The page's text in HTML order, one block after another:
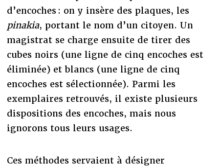
d’encoches : on y insère des plaques, les
pinakia, portant le nom d’un citoyen. Un
magistrat se charge ensuite de tirer des
cubes noirs (une ligne de cinq encoches est
éliminée) et blancs (une ligne de cinq
encoches est sélectionnée). Parmi les
exemplaires retrouvés, il existe plusieurs
dispositions des encoches, mais nous
ignorons tous leurs usages.
Ces méthodes servaient à désigner